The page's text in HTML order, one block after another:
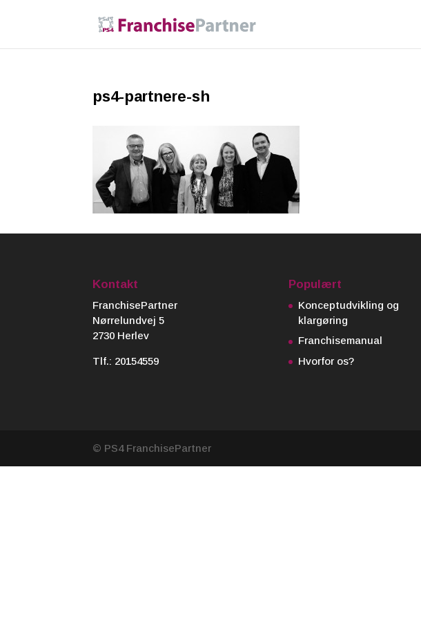
ps4-partnere-sh
Kontakt
FranchisePartner
Nørrelundvej 5
2730 Herlev
Tlf.: 20154559
Populært
Konceptudvikling og
klargøring
Franchisemanual
Hvorfor os?
© PS4 FranchisePartner